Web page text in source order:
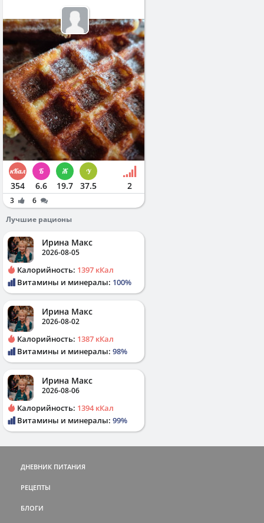
354 6.6 19.7 37.5 2
3
6
Лучшие рационы
Ирина Макс
2026-08-05
Калорийность: 1397 кКал
Витамины и минералы: 100%
Ирина Макс
2026-08-02
Калорийность: 1387 кКал
Витамины и минералы: 98%
Ирина Макс
2026-08-06
Калорийность: 1394 кКал
Витамины и минералы: 99%
ДНЕВНИК ПИТАНИЯ
РЕЦЕПТЫ
БЛОГИ